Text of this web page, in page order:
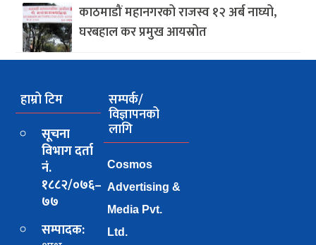
काठमाडौं महानगरको राजस्व १२ अर्ब नाघ्यो,
घरबहाल कर प्रमुख आयस्रोत
हाम्रो टिम
सूचना
विभाग दर्ता
नं.
१८८२/०७६–
७७
सम्पादक:
सम्पर्क/
विज्ञापनको
लागि
Cosmos
Advertising &
Media Pvt.
Ltd.